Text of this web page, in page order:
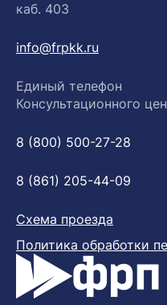
каб. 403
info@frpkk.ru
Единый телефон
Консультационного
8 (800) 500-27-28
8 (861) 205-44-09
Схема проезда
Политика обработки